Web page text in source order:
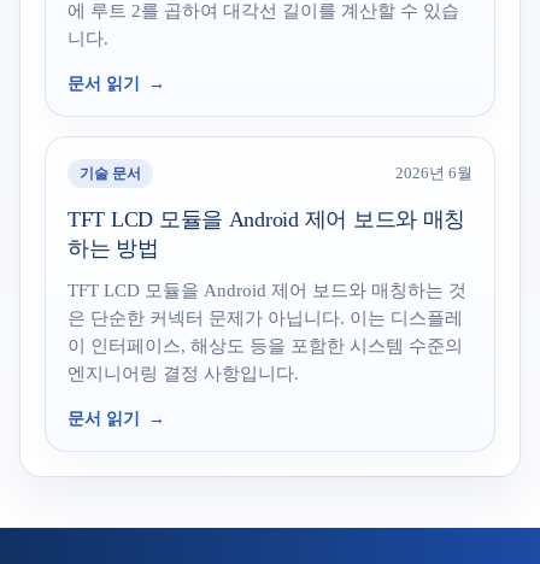
에 루트 2를 곱하여 대각선 길이를 계산할 수 있습
니다.
문서 읽기
기술 문서 2026년 6월
TFT LCD 모듈을 Android 제어 보드와 매칭
하는 방법
TFT LCD 모듈을 Android 제어 보드와 매칭하는 것
은 단순한 커넥터 문제가 아닙니다. 이는 디스플레
이 인터페이스, 해상도 등을 포함한 시스템 수준의
엔지니어링 결정 사항입니다.
문서 읽기